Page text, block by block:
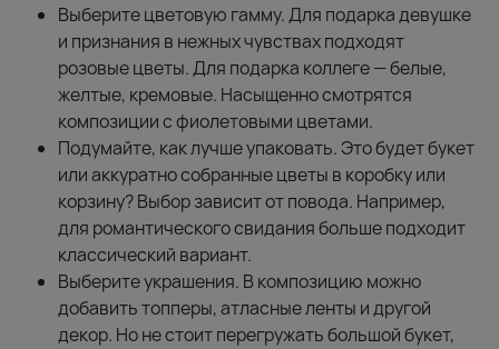
Выберите цветовую гамму. Для подарка девушке
и признания в нежных чувствах подходят
розовые цветы. Для подарка коллеге — белые,
желтые, кремовые. Насыщенно смотрятся
композиции с фиолетовыми цветами.
Подумайте, как лучше упаковать. Это будет букет
или аккуратно собранные цветы в коробку или
корзину? Выбор зависит от повода. Например,
для романтического свидания больше подходит
классический вариант.
Выберите украшения. В композицию можно
добавить топперы, атласные ленты и другой
декор. Но не стоит перегружать большой букет,